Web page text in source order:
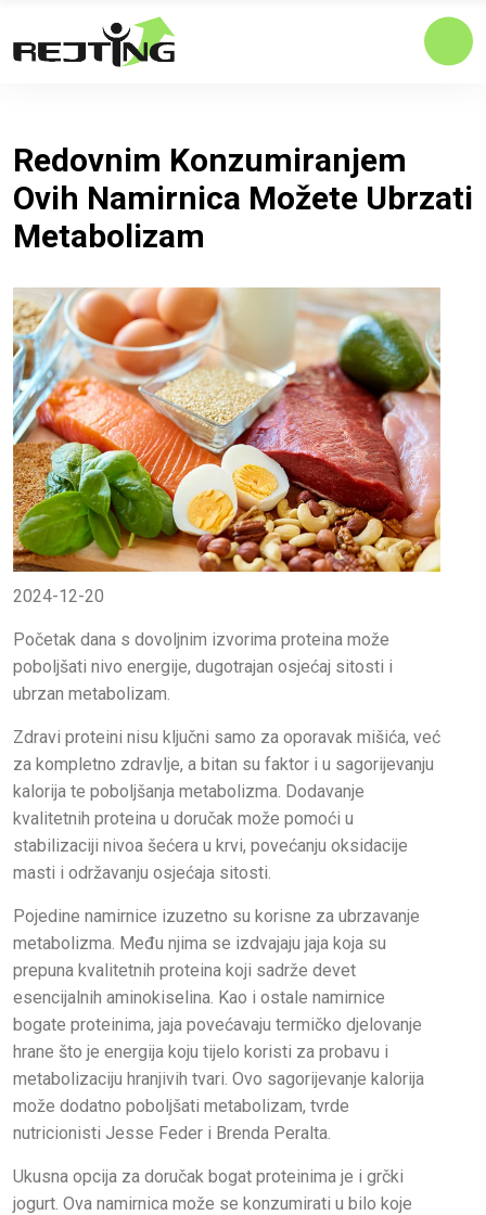
Redovnim Konzumiranjem
Ovih Namirnica Možete Ubrzati
Metabolizam
2024-12-20
Početak dana s dovoljnim izvorima proteina može
poboljšati nivo energije, dugotrajan osjećaj sitosti i
ubrzan metabolizam.
Zdravi proteini nisu ključni samo za oporavak mišića, već
za kompletno zdravlje, a bitan su faktor i u sagorijevanju
kalorija te poboljšanja metabolizma. Dodavanje
kvalitetnih proteina u doručak može pomoći u
stabilizaciji nivoa šećera u krvi, povećanju oksidacije
masti i održavanju osjećaja sitosti.
Pojedine namirnice izuzetno su korisne za ubrzavanje
metabolizma. Među njima se izdvajaju jaja koja su
prepuna kvalitetnih proteina koji sadrže devet
esencijalnih aminokiselina. Kao i ostale namirnice
bogate proteinima, jaja povećavaju termičko djelovanje
hrane što je energija koju tijelo koristi za probavu i
metabolizaciju hranjivih tvari. Ovo sagorijevanje kalorija
može dodatno poboljšati metabolizam, tvrde
nutricionisti Jesse Feder i Brenda Peralta.
Ukusna opcija za doručak bogat proteinima je i grčki
jogurt. Ova namirnica može se konzumirati u bilo koje